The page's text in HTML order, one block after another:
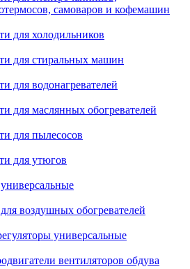
самоваров и кофемашин
для холодильников
для стиральных машин
для водонагревателей
для маслянных обогревателей
для пылесосов
для утюгов
воздушных обогревателей
универсальные
вентиляторов обдува